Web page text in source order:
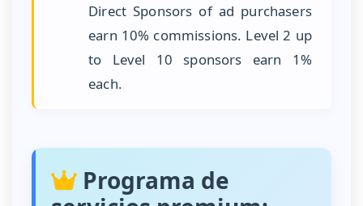
Direct Sponsors of ad purchasers
earn 10% commissions. Level 2 up
to Level 10 sponsors earn 1%
each.
Programa de